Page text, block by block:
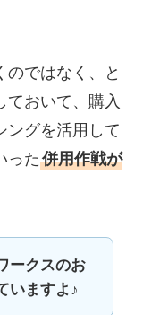
のではなく、と
ておいて、購入
ングを活用して
った併用作戦が
ークスのお
いますよ♪